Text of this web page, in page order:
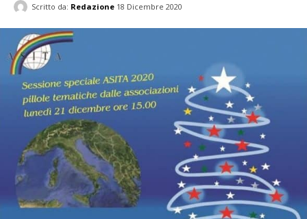
Scritto da: Redazione 18 Dicembre 2020